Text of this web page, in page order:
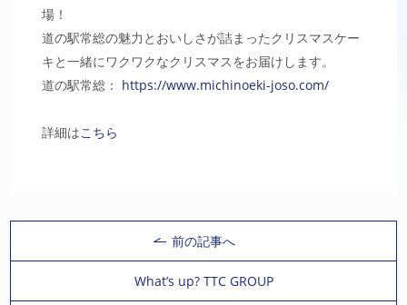
場！
道の駅常総の魅力とおいしさが詰まったクリスマスケー
キと一緒にワクワクなクリスマスをお届けします。
道の駅常総： https://www.michinoeki-joso.com/
詳細はこちら
前の記事へ
What’s up? TTC GROUP